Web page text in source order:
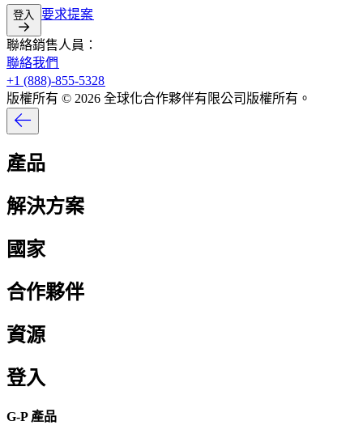
登入​​ 要求提案​​
聯絡銷售人員：​​
聯絡我們​​
+1 (888)-855-5328​​
版權所有 © 2026 全球化合作夥伴有限公司版權所有。​​
產品​​
解決方案​​
國家​​
合作夥伴​​
資源​​
登入​​
G-P 產品​​